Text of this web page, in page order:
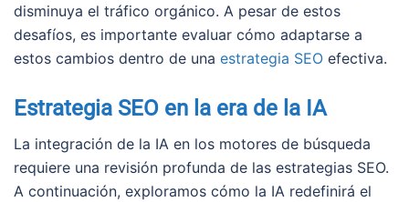
disminuya el tráfico orgánico. A pesar de estos
desafíos, es importante evaluar cómo adaptarse a
estos cambios dentro de una estrategia SEO efectiva.
Estrategia SEO en la era de la IA
La integración de la IA en los motores de búsqueda
requiere una revisión profunda de las estrategias SEO.
A continuación, exploramos cómo la IA redefinirá el